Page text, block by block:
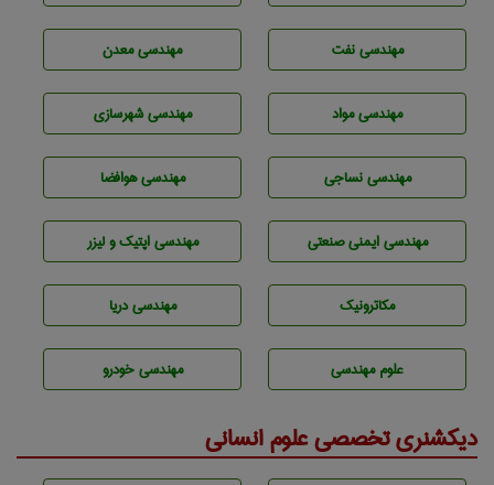
مهندسی نفت مهندسی معدن
مهندسی مواد مهندسی شهرسازی
مهندسي نساجی مهندسی هوافضا
مهندسی ایمنی صنعتی مهندسی اپتیک و لیزر
مکاترونیک مهندسی دریا
علوم مهندسی مهندسی خودرو
دیکشنری تخصصی علوم انسانی